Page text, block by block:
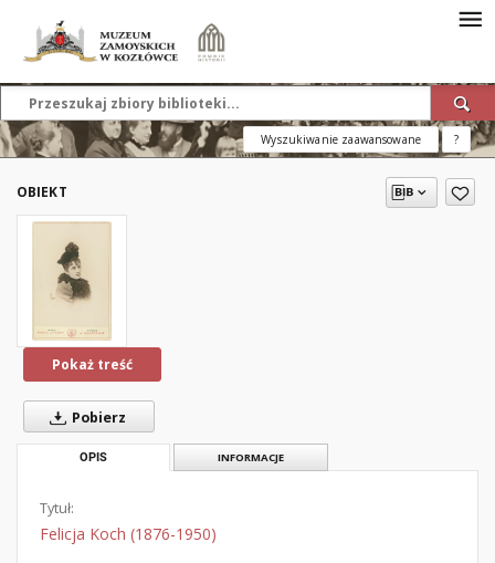
Wyszukiwanie zaawansowane ?
OBIEKT
Pokaż treść
Pobierz
OPIS INFORMACJE
Tytuł:
Felicja Koch (1876-1950)